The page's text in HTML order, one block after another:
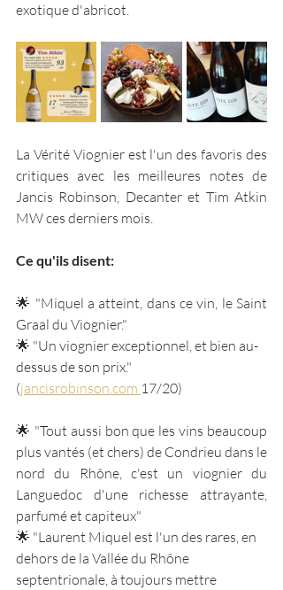
exotique d'abricot.
La Vérité Viognier est l'un des favoris des
critiques avec les meilleures notes de
Jancis Robinson, Decanter et Tim Atkin
MW ces derniers mois.
Ce qu'ils disent:
🌟 "Miquel a atteint, dans ce vin, le Saint
Graal du Viognier."
🌟 "Un viognier exceptionnel, et bien au-
dessus de son prix."
(jancisrobinson.com 17/20)
🌟 "Tout aussi bon que les vins beaucoup
plus vantés (et chers) de Condrieu dans le
nord du Rhône, c'est un viognier du
Languedoc d'une richesse attrayante,
parfumé et capiteux"
🌟 "Laurent Miquel est l'un des rares, en
dehors de la Vallée du Rhône
septentrionale, à toujours mettre